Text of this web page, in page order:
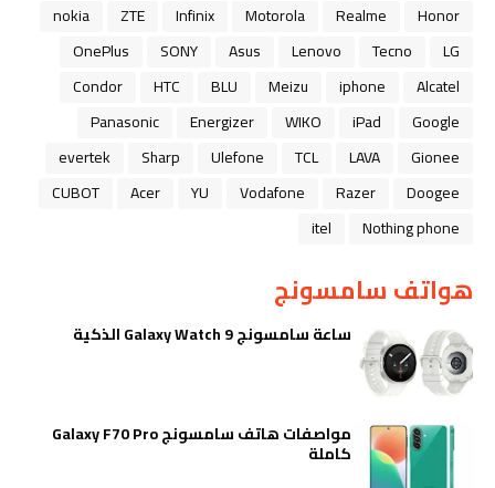
Honor
Realme
Motorola
Infinix
ZTE
nokia
LG
Tecno
Lenovo
Asus
SONY
OnePlus
Alcatel
iphone
Meizu
BLU
HTC
Condor
Google
iPad
WIKO
Energizer
Panasonic
Gionee
LAVA
TCL
Ulefone
Sharp
evertek
Doogee
Razer
Vodafone
YU
Acer
CUBOT
Nothing phone
itel
هواتف سامسونج
ساعة سامسونج Galaxy Watch 9 الذكية
مواصفات هاتف سامسونج Galaxy F70 Pro
كاملة